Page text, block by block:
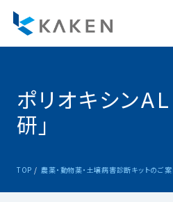
ポリオキシン
研」
TOP 農薬・動物薬・土壌病害診断キットのご